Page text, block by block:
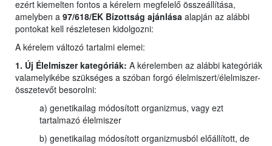
ezért kiemelten fontos a kérelem megfelelő összeállítása,
amelyben a 97/618/EK Bizottság ajánlása alapján az alábbi
pontokat kell részletesen kidolgozni:
A kérelem változó tartalmi elemei:
1. Új Élelmiszer kategóriák: A kérelemben az alábbi kategóriák
valamelyikébe szükséges a szóban forgó élelmiszert/élelmiszer-
összetevőt besorolni:
a) genetikailag módosított organizmus, vagy ezt
tartalmazó élelmiszer
b) genetikailag módosított organizmusból előállított, de